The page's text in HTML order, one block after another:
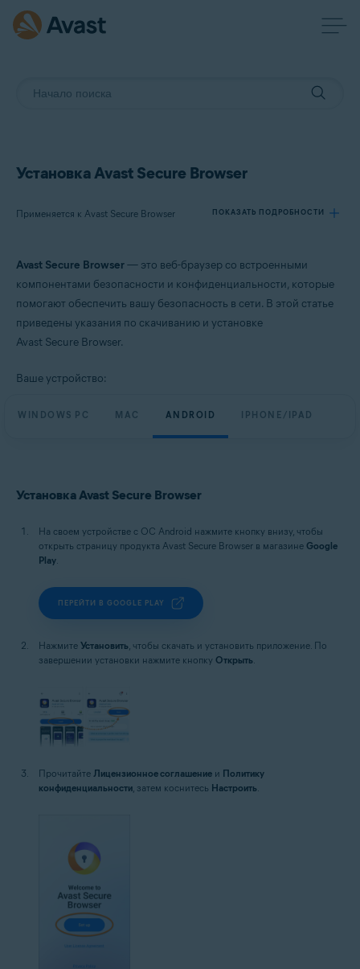
Установка Avast Secure Browser
Применяется к Avast Secure Browser ПОКАЗАТЬ ПОДРОБНОСТИ
Операционные системы:
Avast Secure Browser— это веб-браузер со встроенными
компонентами безопасности и конфиденциальности, которые
помогают обеспечить вашу безопасность в сети. В этой статье
приведены указания по скачиванию и установке
Avast Secure Browser.
Ваше устройство:
WINDOWS PC MAC ANDROID IPHONE/IPAD
Установка Avast Secure Browser
На своем устройстве с ОС Android нажмите кнопку внизу, чтобы
открыть страницу продукта Avast Secure Browser в магазине Google
Play.
ПЕРЕЙТИ В GOOGLE PLAY
Нажмите Установить, чтобы скачать и установить приложение. По
завершении установки нажмите кнопку Открыть.
Прочитайте Лицензионное соглашение и Политику
конфиденциальности , затем коснитесь Настроить